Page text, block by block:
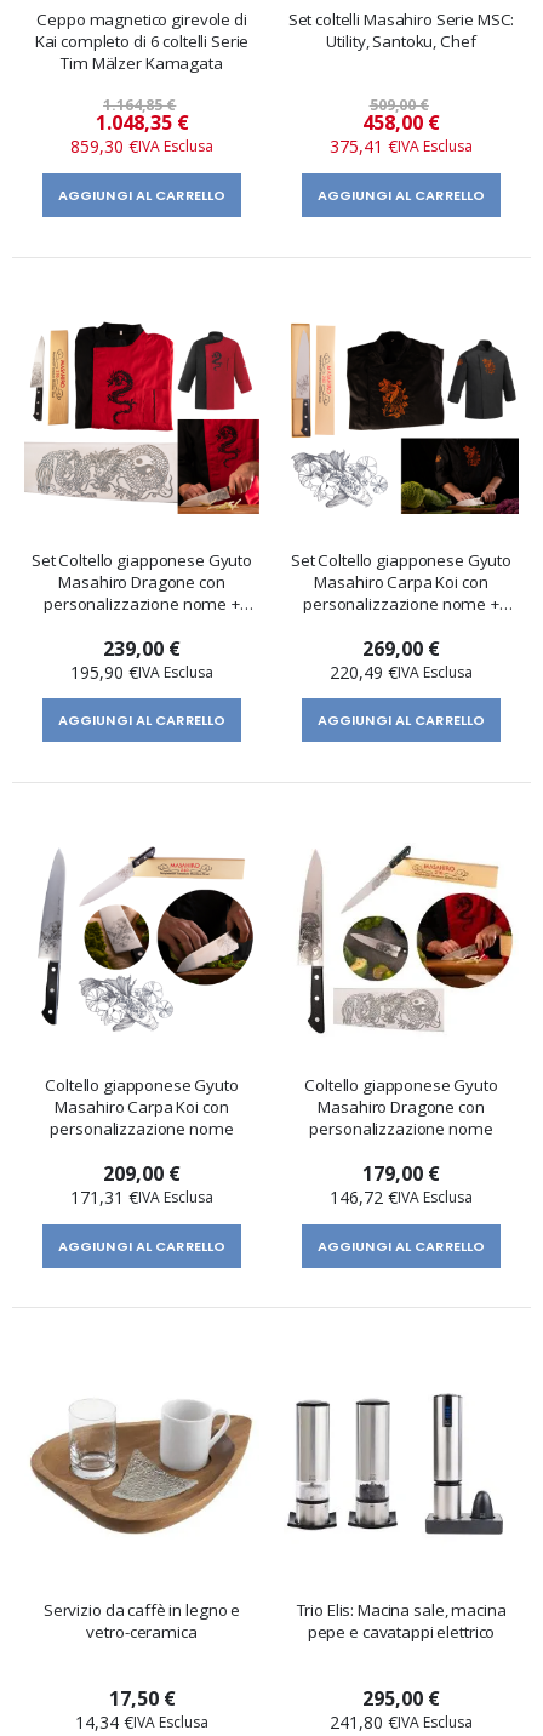
Ceppo magnetico girevole di
Kai completo di 6 coltelli Serie
Tim Mälzer Kamagata
1.164,85 €
Prezzo
speciale
1.048,35 €
859,30 €
AGGIUNGI AL CARRELLO
Set coltelli Masahiro Serie MSC:
Utility, Santoku, Chef
509,00 €
Prezzo
speciale
458,00 €
375,41 €
AGGIUNGI AL CARRELLO
Set Coltello giapponese Gyuto
Masahiro Dragone con
personalizzazione nome +
239,00 €
195,90 €
AGGIUNGI AL CARRELLO
Set Coltello giapponese Gyuto
Masahiro Carpa Koi con
personalizzazione nome +
269,00 €
220,49 €
AGGIUNGI AL CARRELLO
Coltello giapponese Gyuto
Masahiro Carpa Koi con
personalizzazione nome
209,00 €
171,31 €
AGGIUNGI AL CARRELLO
Coltello giapponese Gyuto
Masahiro Dragone con
personalizzazione nome
179,00 €
146,72 €
AGGIUNGI AL CARRELLO
Servizio da caffè in legno e
vetro-ceramica
17,50 €
14,34 €
Trio Elis: Macina sale, macina
pepe e cavatappi elettrico
295,00 €
241,80 €